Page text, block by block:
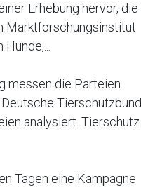
Erhebung hervor, die
Marktforschungsinstitut
messen die Parteien
Tierschutzbund
analysiert. Tierschutz
Tagen eine Kampagne